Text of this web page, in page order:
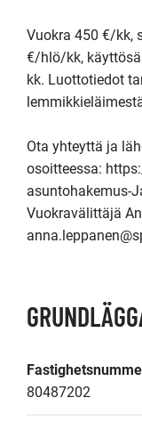
Vuokra 450 €/kk,
€/hlö/kk,
kk. Luottotiedot
Ota yhteyttä ja
osoitteessa:
asuntohakemus-
Vuokravälittäjä
80487202